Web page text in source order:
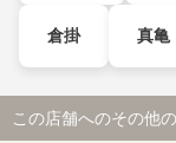
倉掛 真亀
この店舗へのその他